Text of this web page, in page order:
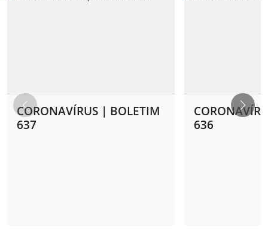
CORONAVÍRUS | BOLETIM
637
636